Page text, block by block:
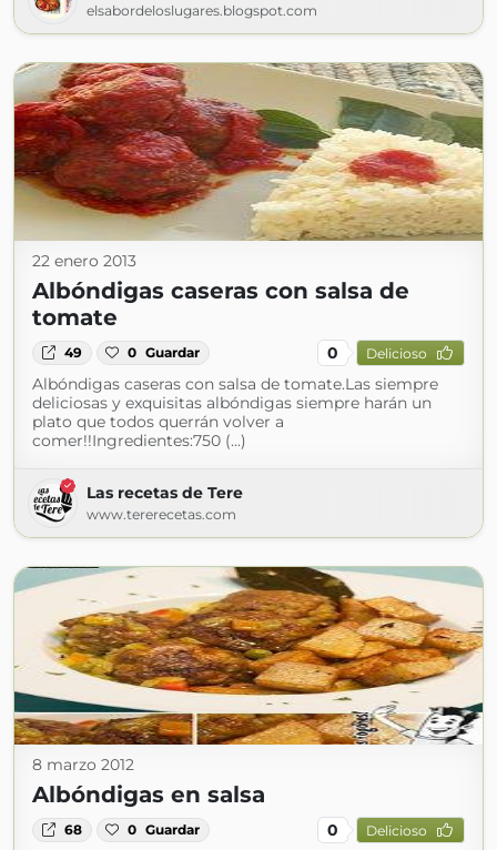
elsabordeloslugares.blogspot.com
22 enero 2013
Albóndigas caseras con salsa de
tomate
49 0 Guardar 0 Delicioso
Albóndigas caseras con salsa de tomate.Las siempre
deliciosas y exquisitas albóndigas siempre harán un
plato que todos querrán volver a
comer!!Ingredientes:750 (...)
Las recetas de Tere
www.tererecetas.com
8 marzo 2012
Albóndigas en salsa
68 0 Guardar 0 Delicioso